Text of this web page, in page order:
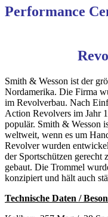
Performance
Smith & Wesson ist der
Nordamerika. Die Firma
im Revolverbau. Nach
Action Revolvers im Jahr
populär. Smith & Wesson
weltweit, wenn es um
Revolver wurden
der Sportschützen gerecht
gebaut. Die Trommel
konzipiert und hält auch
Technische Daten /